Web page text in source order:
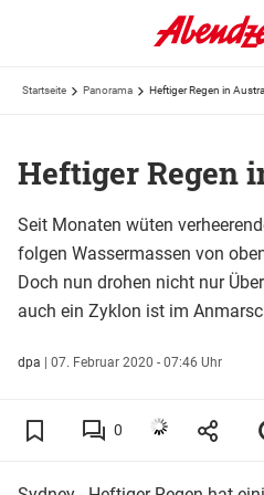
Startseite Panorama Heftiger Regen in
Heftiger Regen
Seit Monaten wüten
folgen Wassermassen von
Doch nun drohen nicht nur
auch ein Zyklon ist im
dpa | 07. Februar 2020 - 07:46 Uhr
0